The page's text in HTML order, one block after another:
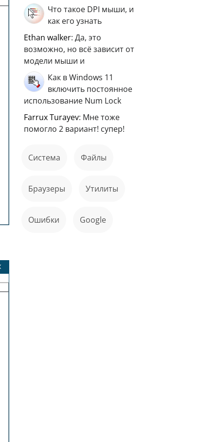
Что такое DPI мыши, и
как его узнать
ethan walker: Да, это
возможно, но всё зависит от
модели мыши и
Как в Windows 11
включить постоянное
использование Num Lock
Farrux Turayev: Мне тоже
помогло 2 вариант! супер!
Система файлы
Браузеры Утилиты
ошибки Google